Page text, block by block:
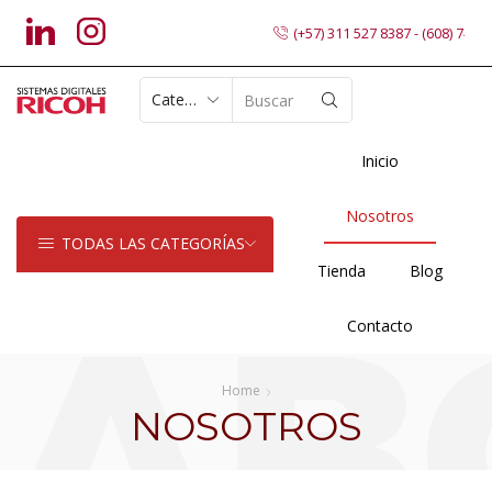
(+57) 311 527 8387 - (608)
SEARCH
TODAS LAS CATEGORÍAS
Inicio
Nosotros
Tienda Blog
Contacto
Home
NOSOTROS